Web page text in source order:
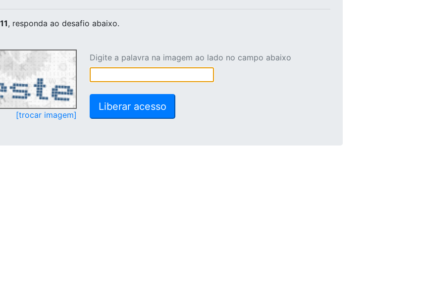
, responda ao desafio abaixo.
[trocar imagem]
Digite a palavra na imagem ao lado no campo abaixo